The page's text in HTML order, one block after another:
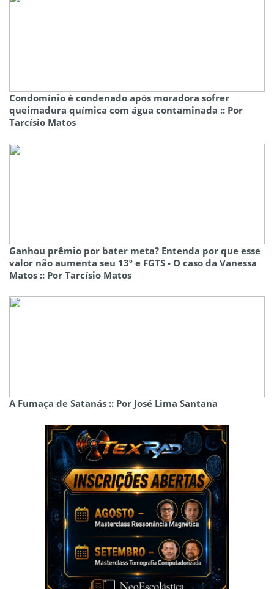
Condomínio é condenado após moradora sofrer
queimadura química com água contaminada :: Por
Tarcísio Matos
Ganhou prêmio por bater meta? Entenda por que esse
valor não aumenta seu 13º e FGTS - O caso da Vanessa
Matos :: Por Tarcísio Matos
A Fumaça de Satanás :: Por José Lima Santana